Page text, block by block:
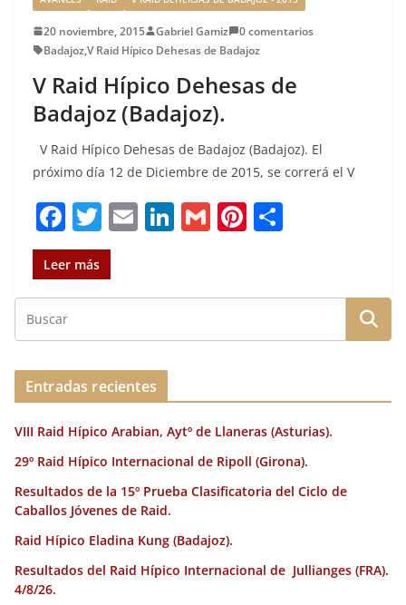
20 noviembre, 2015 Gabriel Gamiz
0 comentarios
Badajoz,V Raid Hípico Dehesas de Badajoz
V Raid Hípico Dehesas de
Badajoz (Badajoz).
V Raid Hípico Dehesas de Badajoz (Badajoz). El
próximo día 12 de Diciembre de 2015, se correrá el V
F
a
c
e
b
o
o
k
T
w
it
te
r
E
l
Li
e
dI
G
l
Pi
re
st
p
a
ir
Leer más
Entradas recientes
VIII Raid Hípico Arabian, Aytº de Llaneras (Asturias).
29º Raid Hípico Internacional de Ripoll (Girona).
Resultados de la 15º Prueba Clasificatoria del Ciclo de
Caballos Jóvenes de Raid.
Raid Hípico Eladina Kung (Badajoz).
Resultados del Raid Hípico Internacional de Jullianges (FRA).
4/8/26.